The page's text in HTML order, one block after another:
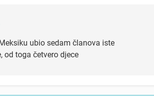
ubio sedam članova iste
od toga četvero djece